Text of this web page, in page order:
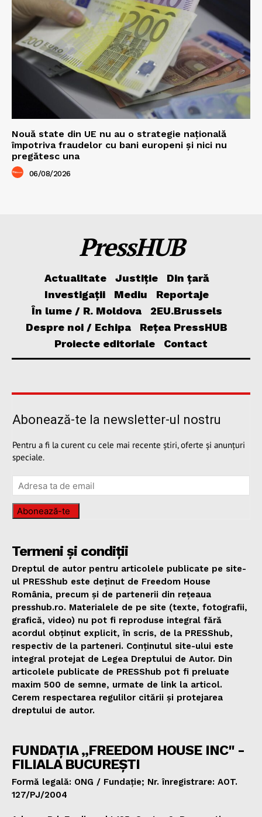
Nouă state din UE nu au o strategie națională
împotriva fraudelor cu bani europeni și nici nu
pregătesc una
06/08/2026
PressHUB
Actualitate Justiție
Din țară
Investigații
Mediu
Reportaje
În lume / R. Moldova
2EU.Brussels
Despre noi / Echipa
Rețea PressHUB
Proiecte editoriale
Contact
Abonează-te la newsletter-ul nostru
Pentru a fi la curent cu cele mai recente știri, oferte și anunțuri
speciale.
Abonează-te
Termeni și condiții
Dreptul de autor pentru articolele publicate pe site-
ul PRESShub este deținut de Freedom House
România, precum și de partenerii din rețeaua
presshub.ro. Materialele de pe site (texte, fotografii,
grafică, video) nu pot fi reproduse integral fără
acordul obținut explicit, în scris, de la PRESShub,
respectiv de la parteneri. Conținutul site-ului este
integral protejat de Legea Dreptului de Autor. Din
articolele publicate de PRESShub pot fi preluate
maxim 500 de semne, urmate de link la articol.
Cerem respectarea regulilor citării și protejarea
dreptului de autor.
FUNDAȚIA „FREEDOM HOUSE INC" -
FILIALA BUCUREȘTI
Formă legală: ONG / Fundație; Nr. înregistrare: AOT.
127/PJ/2004